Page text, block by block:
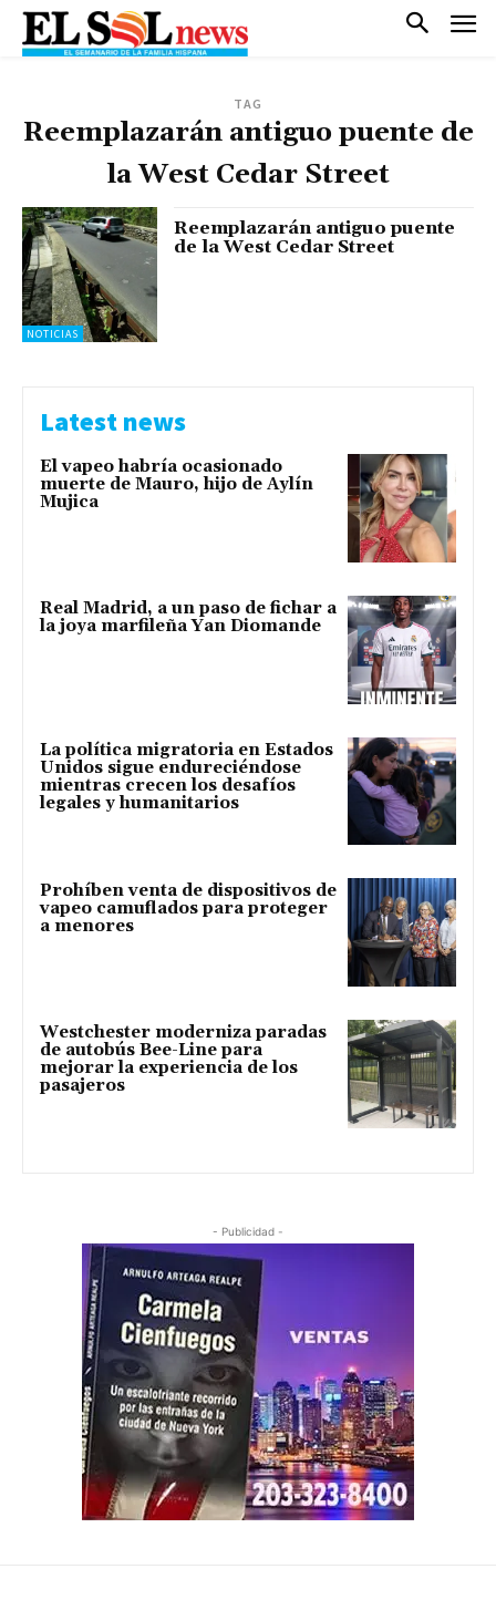
TAG
Reemplazarán antiguo puente de
la West Cedar Street
NOTICIAS
Reemplazarán antiguo puente
de la West Cedar Street
Latest news
El vapeo habría ocasionado
muerte de Mauro, hijo de Aylín
Mujica
Real Madrid, a un paso de fichar a
la joya marfileña Yan Diomande
La política migratoria en Estados
Unidos sigue endureciéndose
mientras crecen los desafíos
legales y humanitarios
Prohíben venta de dispositivos de
vapeo camuflados para proteger
a menores
Westchester moderniza paradas
de autobús Bee-Line para
mejorar la experiencia de los
pasajeros
- Publicidad -